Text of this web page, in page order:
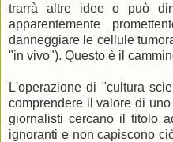
trarrà altre idee o può
apparentemente
danneggiare le cellule
"in vivo"). Questo è il
L'operazione di "cultura
comprendere il valore di
giornalisti cercano il titolo
ignoranti e non capiscono